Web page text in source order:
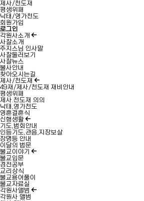
제사/천도재
평생위패
낙태/영가천도
회원가입
로그인
각원사소개
사찰소개
주지스님 인사말
사찰둘러보기
사찰뉴스
불사안내
찾아오시는길
제사/천도재
49재/제사/천도재 재비안내
평생위패
제사.천도재 의의
낙태,영가천도
영혼결혼식
신행생활
기도,법회안내
인등기도,관음,지장보살
장명등 안내
이달의 법문
불교이야기
불교입문
경전공부
교리상식
불교용어풀이
불교자료실
각원사앨범
각원사 앨범